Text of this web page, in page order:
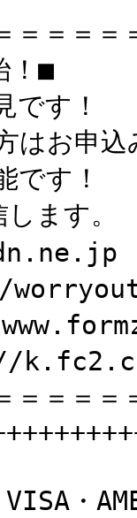
＝＝＝
！■
です！
はお申
です！
ます。
＝＝＝
・